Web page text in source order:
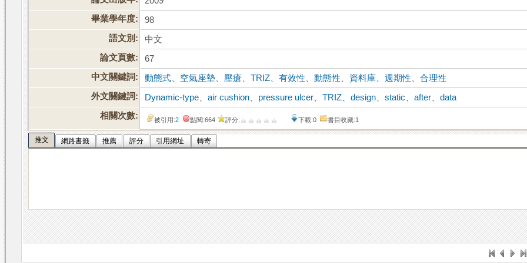
畢業學年度:
98
語文別:
中文
論文頁數:
67
中文關鍵詞:
動態式 空氣座墊 壓瘡 、TRIZ 、有效性 、動態性 資料庫 、週期性 、合理性
外文關鍵詞:
Dynamic-type 、air cushion pressure ulcer 、TRIZ 、design 、static 、after 、data
相關次數:
被引用:2 點閱:664 評分: 下載:0 書目收藏:1
推文 網路書籤 推薦 評分 引用網址 轉寄